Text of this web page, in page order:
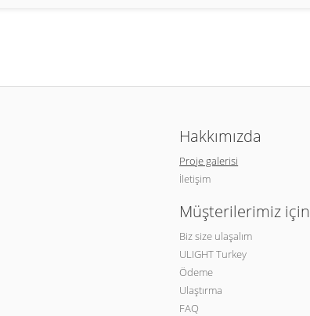
Hakkımızda
Proje galerisi
İletişim
Müşterilerimiz için
Biz size ulaşalım
ULIGHT Turkey
Ödeme
Ulaştırma
FAQ